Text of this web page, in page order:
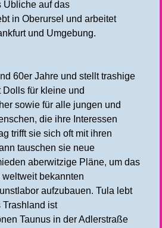
Übliche auf das
in Oberursel und arbeitet
und Umgebung.
60er Jahre und stellt trashige
für kleine und
sowie für alle jungen und
die ihre Interessen
trifft sie sich oft mit ihren
tauschen sie neue
aberwitzige Pläne, um das
bekannten
aufzubauen. Tula lebt
Trashland ist
Taunus in der Adlerstraße